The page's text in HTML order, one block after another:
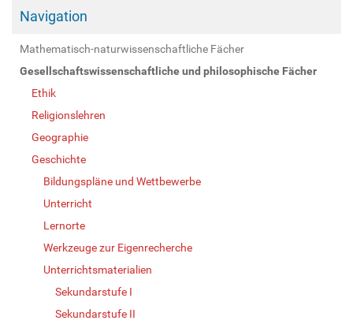
Navigation
Mathematisch-naturwissenschaftliche Fächer
Gesellschaftswissenschaftliche und philosophische Fächer
Ethik
Religionslehren
Geographie
Geschichte
Bildungspläne und Wettbewerbe
Unterricht
Lernorte
Werkzeuge zur Eigenrecherche
Unterrichtsmaterialien
Sekundarstufe I
Sekundarstufe II